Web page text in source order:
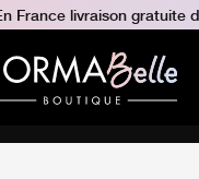
France livraison gratuite